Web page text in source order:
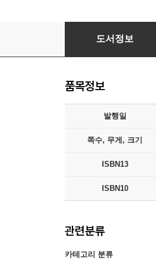
A.I Teaches You
도서정보
품목정보
발행일
쪽수, 무게, 크기
ISBN13
ISBN10
관련분류
카테고리 분류